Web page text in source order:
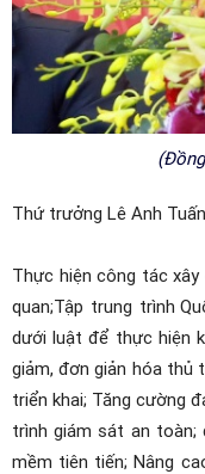
Thứ trưởng Lê Anh
Thực hiện công tác
quan;Tập trung trình
dưới luật để thực hiện
giảm, đơn giản hóa thủ
triển khai; Tăng cường
trình giám sát an toàn;
mềm tiên tiến; Nâng